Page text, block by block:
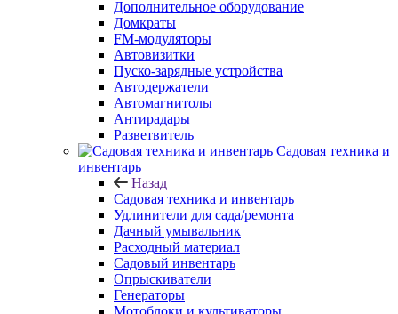
Дополнительное оборудование
Домкраты
FM-модуляторы
Автовизитки
Пуско-зарядные устройства
Автодержатели
Автомагнитолы
Антирадары
Разветвитель
Садовая техника и
инвентарь
Назад
Садовая техника и инвентарь
Удлинители для сада/ремонта
Дачный умывальник
Расходный материал
Садовый инвентарь
Опрыскиватели
Генераторы
Мотоблоки и культиваторы